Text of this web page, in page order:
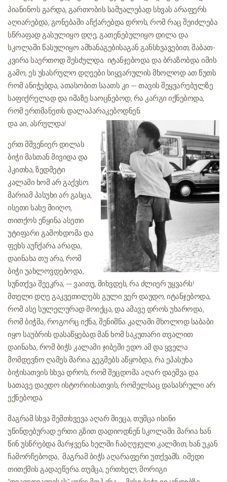
პიანინოს გარდა, გართობის საშუალებად სხვას არაფერს
აღიარებდა, გონებაში აჩქარებდა დროს, რომ რაც შეიძლება
სწრაფად გასულიყო დღე, გათენებულიყო დილა და
სკოლაში წასულიყო. ამხანაგებისაგან განსხვავებით, შაბათ-
კვირა საერთოდ შესძულდა. იტანჯებოდა და ბრაზობდა იმის
გამო, ეს უსასრულო დღეები სიყვარულის მხოლოდ ათ წუთს
რომ ანიჭებდა, ათასობით საათს კი — თავის შეყვარებულზე
საფიქრელად და იმაზე საოცნებოდ, რა კარგი იქნებოდა,
რომ ერთმანეთს დალაპარაკებოდნენ.
და აი, ასრულდა!
ერთ მშვენიერ დილას
ბიჭი მასთან მივიდა და
ჰკითხა, ზედმეტი
კალამი ხომ არ გაქვსო.
მარიამ პასუხი არ გასცა,
ისეთი სახე მიიღო,
თითქოს ეწყინა ასეთი
უტიფარი გამოხდომა და
ფეხს აუჩქარა. არადა,
დაინახა თუ არა, რომ
ბიჭი უახლოვდებოდა,
სუნთქვა შეეკრა, — ვაითუ, მიხვდეს, რა ძლიერ უყვარს!
მთელი დღე გაკვეთილებს გული ვერ დაუდო, იტანჯებოდა,
რომ ასე სულელურად მოიქცა, და ამავე დროს უხაროდა,
რომ ბიჭმა, როგორც იქნა, შენიშნა. კალამი მხოლოდ საბაბი
იყო საუბრის დასაწყებად. მან ხომ საკუთარი თვალით
დაინახა, რომ ბიჭს კალამი ჯიბეში ედო. ამ და ყველა
მომდევნო ღამეს მარია გეგმებს აწყობდა, რა ეპასუხა
ბიჭისათვის სხვა დროს, რომ შეცდომა აღარ დაეშვა და
სათავე დაედო ისტორიისათვის, რომელსაც დასასრული არ
ექნებოდა.
მაგრამ სხვა შემთხვევა აღარ მიეცა, თუმცა ისინი
უწინდებურად ერთი გზით დადიოდნენ სკოლაში. მარია ხან
წინ უსწრებდა მარჯვენა ხელში ჩაბღუჯული კალმით, ხან უკან
ჩამორჩებოდა, მაგრამ ბიჭს აღარაფერი უთქვამს. იმედი
თითქმის გადაეწურა. თუმცა, ერთხელ, მორიგი